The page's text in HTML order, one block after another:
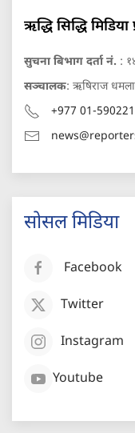
ऋद्धि सिद्धि मिडिया
सुचना बिभाग दर्ता नं. :
सञ्चालक: ऋषिराज धमला
+977 01-
सोसल मिडिया
Facebook
Twitter
Instagram
Youtube